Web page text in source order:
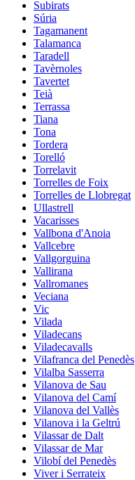
Subirats
Súria
Tagamanent
Talamanca
Taradell
Tavèrnoles
Tavertet
Teià
Terrassa
Tiana
Tona
Tordera
Torelló
Torrelavit
Torrelles de Foix
Torrelles de Llobregat
Ullastrell
Vacarisses
Vallbona d'Anoia
Vallcebre
Vallgorguina
Vallirana
Vallromanes
Veciana
Vic
Vilada
Viladecans
Viladecavalls
Vilafranca del Penedès
Vilalba Sasserra
Vilanova de Sau
Vilanova del Camí
Vilanova del Vallès
Vilanova i la Geltrú
Vilassar de Dalt
Vilassar de Mar
Vilobí del Penedès
Viver i Serrateix